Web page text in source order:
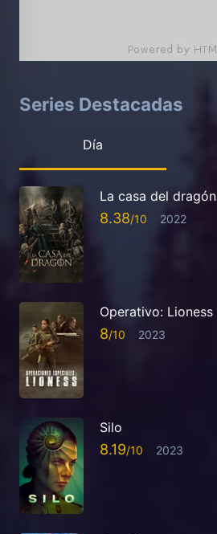
Series Destacadas
Día
La casa del dragón
8.38 2022
Operativo: Lioness
8 2023
Silo
8.19 2023